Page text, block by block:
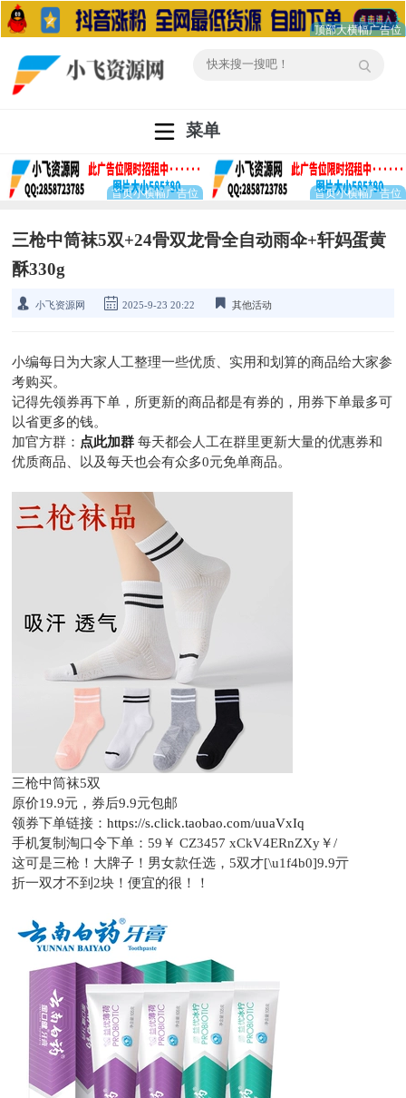
菜单
三枪中筒袜5双+24骨双龙骨全自动雨伞+轩妈蛋黄
酥330g
小飞资源网 2025-9-23 20:22 其他活动
小编每日为大家人工整理一些优质、实用和划算的商品给大家参
考购买。
记得先领券再下单，所更新的商品都是有券的，用券下单最多可
以省更多的钱。
加官方群： 点此加群 每天都会人工在群里更新大量的优惠券和
优质商品、以及每天也会有众多0元免单商品。
三枪中筒袜5双
原价19.9元， 券后9.9元包邮
领券下单链接：https://s.click.taobao.com/uuaVxIq
手机复制淘口令下单： 59￥ CZ3457 xCkV4ERnZXy￥/
这可是三枪！大牌子！男女款任选，5双才[\u1f4b0]9.9亓
折一双才不到2块！便宜的很！！